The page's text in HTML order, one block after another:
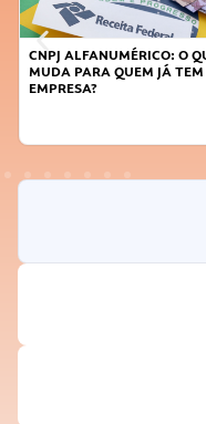
CNPJ ALFANUMÉRICO: O
MUDA PARA QUEM JÁ TEM
EMPRESA?